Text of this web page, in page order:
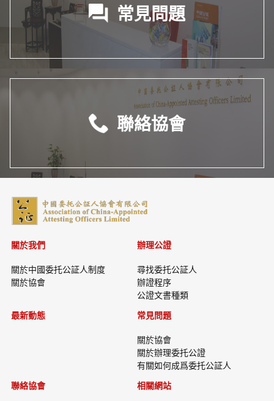
常見問題
聯絡協會
關於我們
關於中國委托公証人制度
關於協會
辦理公證
尋找委托公証人
辦證程序
公證文書種類
最新動態
常見問題
關於協會
關於辦理委托公證
有關如何成爲委托公証人
聯絡協會
相關網站